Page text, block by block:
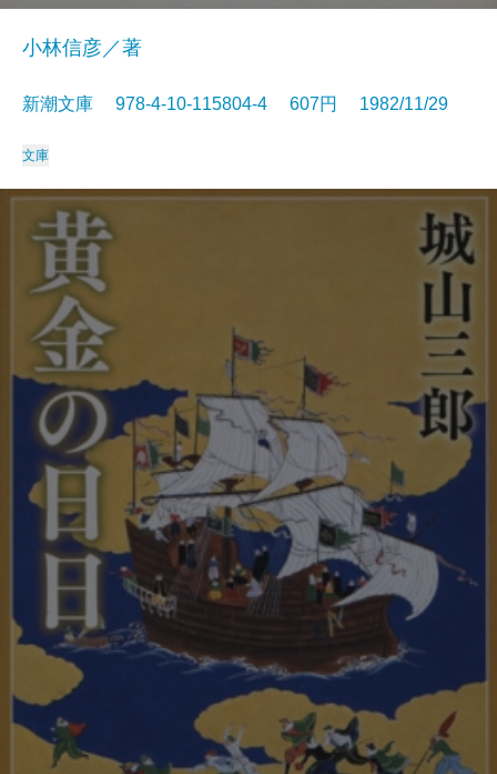
小林信彦／著
新潮文庫 978-4-10-115804-4 607円 1982/11/29
文庫